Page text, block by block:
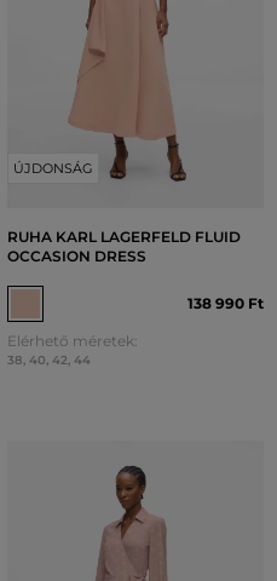
ÚJDONSÁG
RUHA KARL LAGERFELD FLUID
OCCASION DRESS
138 990 Ft
Elérhető méretek:
38, 40, 42, 44